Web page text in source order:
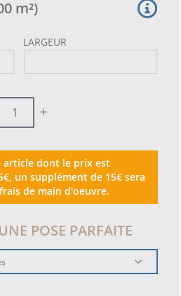
installer et à gérer.
la copropriété
gris s’intègre facilement
fonctionnelle, discrète et
pour améliorer la qualité de
m²)
LARGEUR
article dont le prix est
un supplément de 15€ sera
de main d'oeuvre.
POSE PARFAITE